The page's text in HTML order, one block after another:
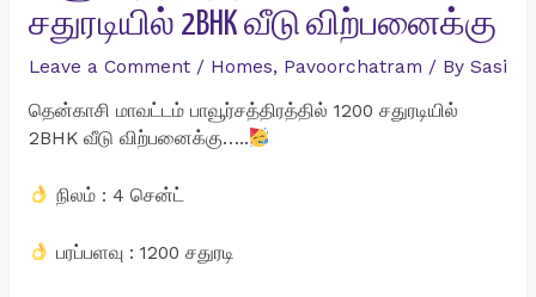
சதுரடியில் 2BHK வீடு விற்பனைக்கு
Leave a Comment / Homes, Pavoorchatram / By Sasi
தென்காசி மாவட்டம் பாவூர்சத்திரத்தில் 1200 சதுரடியில்
2BHK வீடு விற்பனைக்கு…..
நிலம் : 4 சென்ட்
பரப்பளவு : 1200 சதுரடி